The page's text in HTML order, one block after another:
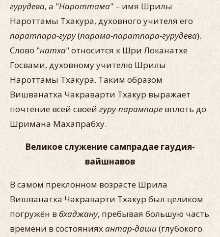
гурудева, а "Нароттама" – имя Шрилы
Нароттамы Тхакура, духовного учителя его
паратпара-гуру(парама-паратпара-гурудева).
Слово "натха" относится к Шри Локанатхе
Госвами, духовному учителю Шрилы
Нароттамы Тхакура. Таким образом
Вишванатха Чакраварти Тхакур выражает
почтение всей своей гуру-парампаре вплоть до
Шримана Махапрабху.
Великое служение сампрадае гаудия-
вайшнавов
В самом преклонном возрасте Шрила
Вишванатха Чакраварти Тхакур был целиком
погружён вбхаджану, пребывая большую часть
времени в состоянияхантар-даши(глубокого